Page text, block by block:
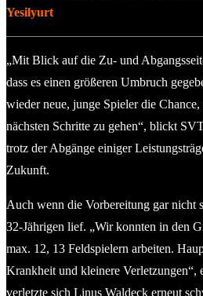
Yesilyurt
„Mit Blick auf die Zu- und
dass es einen größeren Umbruch
wieder neue, junge Spieler die
nächsten Schritte zu gehen“, blickt
trotz der Abgänge einiger
Zukunft.
Auch wenn die Vorbereitung gar nicht
32-Jährigen lief. „Wir konnten in den
max. 12, 13 Feldspielern arbeiten.
Krankheit und kleinere Verletzungen“,
verletzte sich Linus Waldeck erneut